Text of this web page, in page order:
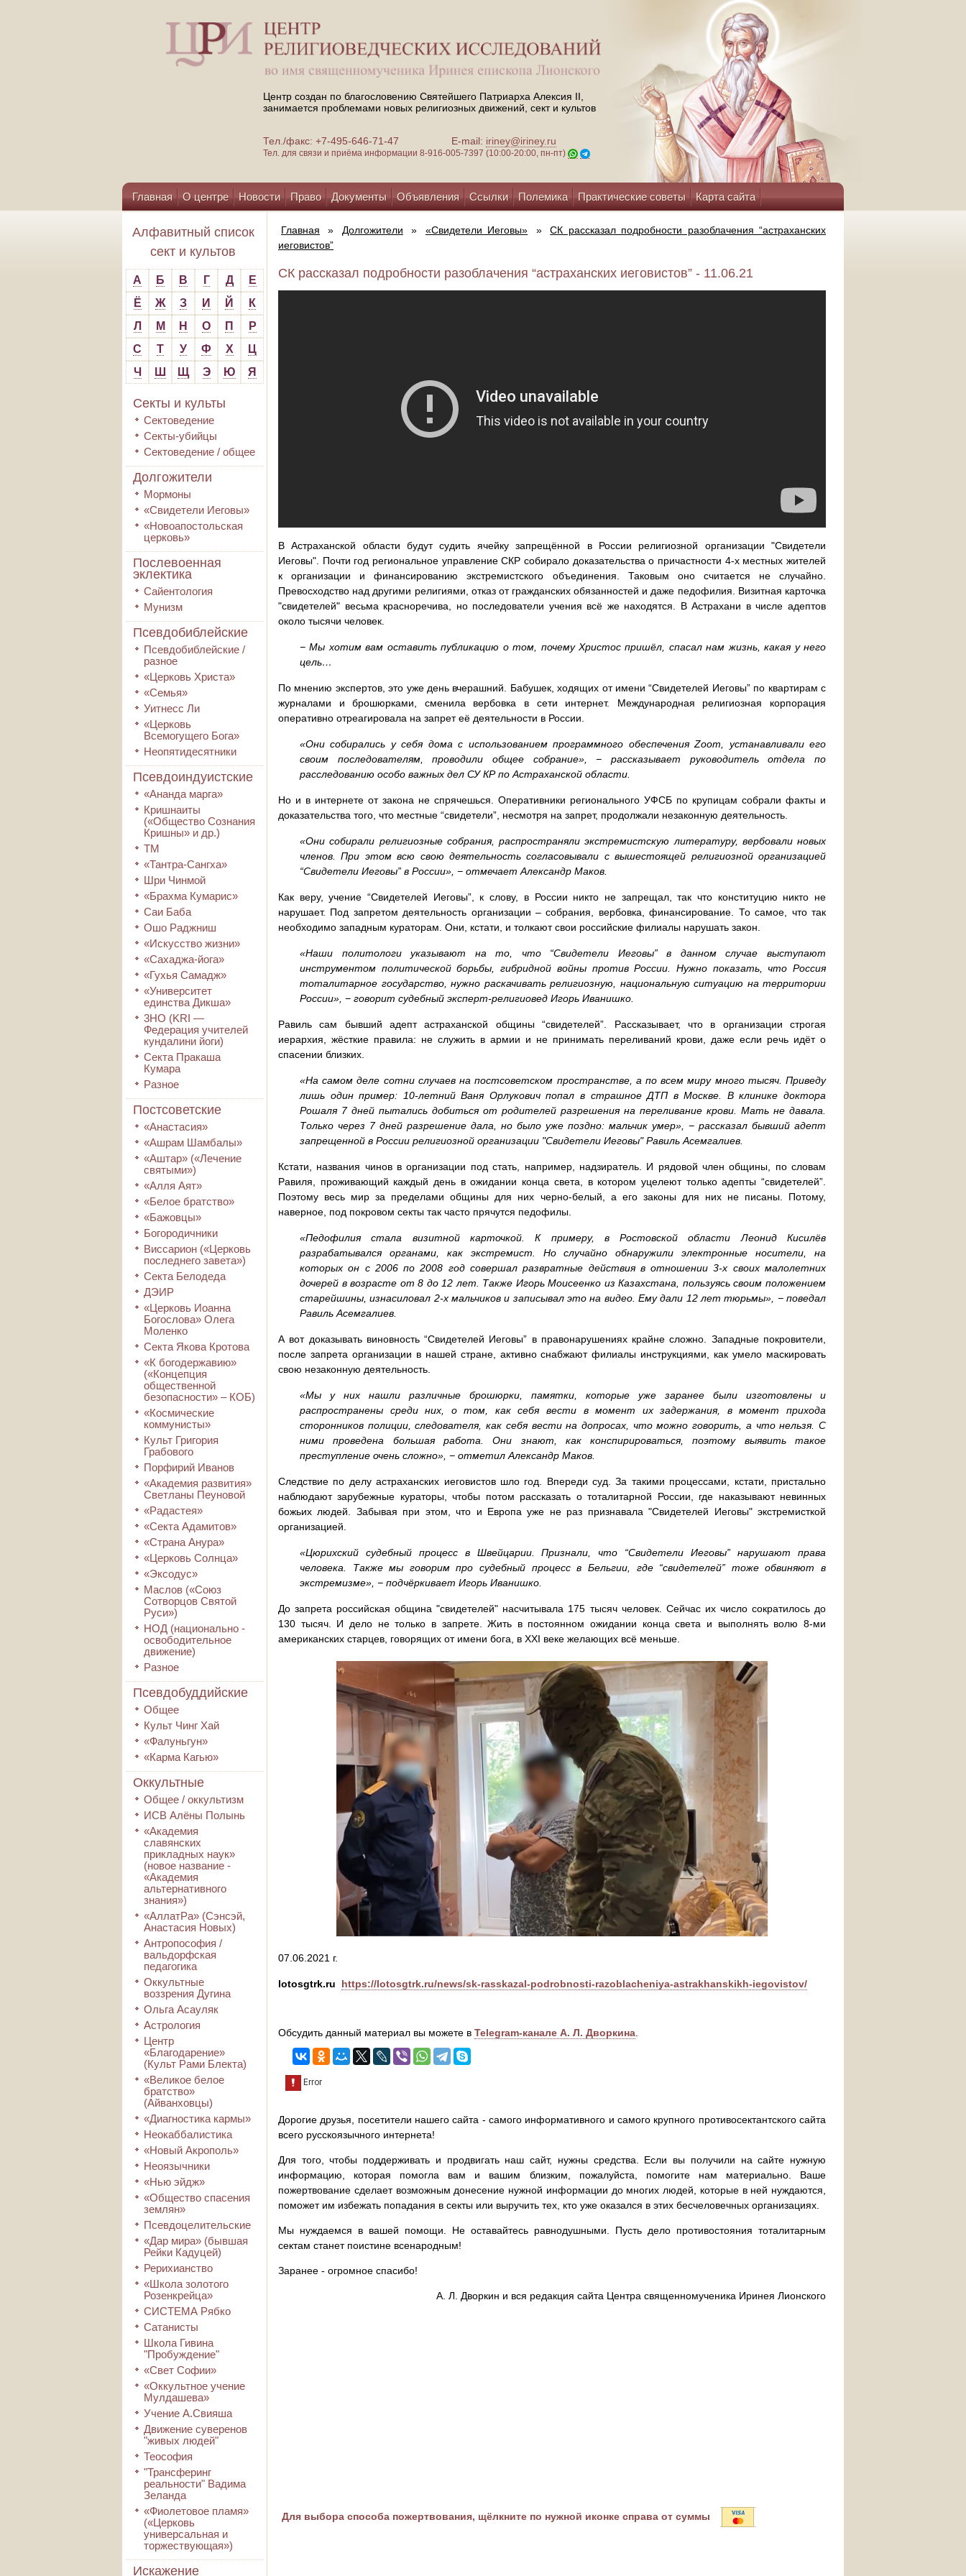
Центр создан по благословению Святейшего Патриарха Алексия II,
занимается проблемами новых религиозных движений, сект и культов
Тел./факс: +7-495-646-71-47 E-mail: iriney@iriney.ru
Тел. для связи и приёма информации 8-916-005-7397 (10:00-20:00, пн-пт)
Главная О центре Новости Право Документы Объявления Ссылки Полемика Практические советы Карта сайта
Помощь центру
Алфавитный список
сект и культов
А Б В Г Д
Е
Ё
Ж З И Й
К
Л
М Н О П
Р
С
Т У Ф Х
Ц
Ч
Ш Щ Э Ю Я
Секты и культы
Сектоведение
Секты-убийцы
Сектоведение / общее
Долгожители
Мормоны
«Свидетели Иеговы»
«Новоапостольская
церковь»
Послевоенная
эклектика
Сайентология
Мунизм
Псевдобиблейские
Псевдобиблейские /
разное
«Церковь Христа»
«Семья»
Уитнесс Ли
«Церковь
Всемогущего Бога»
Неопятидесятники
Псевдоиндуистские
«Ананда марга»
Кришнаиты
(«Общество Сознания
Кришны» и др.)
ТМ
«Тантра-Сангха»
Шри Чинмой
«Брахма Кумарис»
Саи Баба
Ошо Раджниш
«Искусство жизни»
«Сахаджа-йога»
«Гухья Самадж»
«Университет
единства Дикша»
3HO (KRI ―
Федерация учителей
кундалини йоги)
Секта Пракаша
Кумара
Разное
Постсоветские
«Анастасия»
«Ашрам Шамбалы»
«Аштар» («Лечение
святыми»)
«Алля Аят»
«Белое братство»
«Бажовцы»
Богородичники
Виссарион («Церковь
последнего завета»)
Секта Белодеда
ДЭИР
«Церковь Иоанна
Богослова» Олега
Моленко
Секта Якова Кротова
«К богодержавию»
(«Концепция
общественной
безопасности» – КОБ)
«Космические
коммунисты»
Культ Григория
Грабового
Порфирий Иванов
«Академия развития»
Светланы Пеуновой
«Радастея»
«Секта Адамитов»
«Страна Анура»
«Церковь Солнца»
«Эксодус»
Маслов («Союз
Сотворцов Святой
Руси»)
НОД (национально -
освободительное
движение)
Разное
Псевдобуддийские
Общее
Культ Чинг Хай
«Фалуньгун»
«Карма Кагью»
Оккультные
Общее / оккультизм
ИСВ Алёны Полынь
«Академия
славянских
прикладных наук»
(новое название -
«Академия
альтернативного
знания»)
«АллатРа» (Сэнсэй,
Анастасия Новых)
Антропософия /
вальдорфская
педагогика
Оккультные
воззрения Дугина
Ольга Асауляк
Астрология
Центр
«Благодарение»
(Культ Рами Блекта)
«Великое белое
братство»
(Айванховцы)
«Диагностика кармы»
Неокаббалистика
«Новый Акрополь»
Неоязычники
«Нью эйдж»
«Общество спасения
землян»
Псевдоцелительские
«Дар мира» (бывшая
Рейки Кадуцей)
Рерихианство
«Школа золотого
Розенкрейца»
СИСТЕМА Рябко
Сатанисты
Школа Гивина
"Пробуждение"
«Свет Софии»
«Оккультное учение
Мулдашева»
Учение А.Свияша
Движение суверенов
"живых людей"
Теософия
"Трансферинг
реальности" Вадима
Зеланда
«Фиолетовое пламя»
(«Церковь
универсальная и
торжествующая»)
Искажение
Главная » Долгожители » «Свидетели Иеговы» »
СК рассказал подробности разоблачения “астраханских
иеговистов”
СК рассказал подробности разоблачения “астраханских иеговистов” - 11.06.21
В Астраханской области будут судить ячейку запрещённой в России религиозной организации "Свидетели
Иеговы". Почти год региональное управление СКР собирало доказательства о причастности 4-х местных жителей
к организации и финансированию экстремистского объединения. Таковым оно считается не случайно.
Превосходство над другими религиями, отказ от гражданских обязанностей и даже педофилия. Визитная карточка
"свидетелей" весьма красноречива, но последователи учения всё же находятся. В Астрахани в числе адептов
около тысячи человек.
− Мы хотим вам оставить публикацию о том, почему Христос пришёл, спасал нам жизнь, какая у него
цель…
По мнению экспертов, это уже день вчерашний. Бабушек, ходящих от имени “Свидетелей Иеговы” по квартирам с
журналами и брошюрками, сменила вербовка в сети интернет. Международная религиозная корпорация
оперативно отреагировала на запрет её деятельности в России.
«Они собирались у себя дома с использованием программного обеспечения Zoom, устанавливали его
своим последователям, проводили общее собрание», − рассказывает руководитель отдела по
расследованию особо важных дел СУ КР по Астраханской области.
Но и в интернете от закона не спрячешься. Оперативники регионального УФСБ по крупицам собрали факты и
доказательства того, что местные “свидетели”, несмотря на запрет, продолжали незаконную деятельность.
«Они собирали религиозные собрания, распространяли экстремистскую литературу, вербовали новых
членов. При этом всю свою деятельность согласовывали с вышестоящей религиозной организацией
“Свидетели Иеговы” в России», − отмечает Александр Маков.
Как веру, учение “Свидетелей Иеговы”, к слову, в России никто не запрещал, так что конституцию никто не
нарушает. Под запретом деятельность организации – собрания, вербовка, финансирование. То самое, что так
необходимо западным кураторам. Они, кстати, и толкают свои российские филиалы нарушать закон.
«Наши политологи указывают на то, что “Свидетели Иеговы” в данном случае выступают
инструментом политической борьбы, гибридной войны против России. Нужно показать, что Россия
тоталитарное государство, нужно раскачивать религиозную, национальную ситуацию на территории
России», − говорит судебный эксперт-религиовед Игорь Иванишко.
Равиль сам бывший адепт астраханской общины “свидетелей”. Рассказывает, что в организации строгая
иерархия, жёсткие правила: не служить в армии и не принимать переливаний крови, даже если речь идёт о
спасении близких.
«На самом деле сотни случаев на постсоветском пространстве, а по всем миру много тысяч. Приведу
лишь один пример: 10-летний Ваня Орлукович попал в страшное ДТП в Москве. В клинике доктора
Рошаля 7 дней пытались добиться от родителей разрешения на переливание крови. Мать не давала.
Только через 7 дней разрешение дала, но было уже поздно: мальчик умер», − рассказал бывший адепт
запрещенной в России религиозной организации "Свидетели Иеговы" Равиль Асемгалиев.
Кстати, названия чинов в организации под стать, например, надзиратель. И рядовой член общины, по словам
Равиля, проживающий каждый день в ожидании конца света, в котором уцелеют только адепты “свидетелей”.
Поэтому весь мир за пределами общины для них черно-белый, а его законы для них не писаны. Потому,
наверное, под покровом секты так часто прячутся педофилы.
«Педофилия стала визитной карточкой. К примеру, в Ростовской области Леонид Кисилёв
разрабатывался органами, как экстремист. Но случайно обнаружили электронные носители, на
которых он с 2006 по 2008 год совершал развратные действия в отношении 3-х своих малолетних
дочерей в возрасте от 8 до 12 лет. Также Игорь Моисеенко из Казахстана, пользуясь своим положением
старейшины, изнасиловал 2-х мальчиков и записывал это на видео. Ему дали 12 лет тюрьмы», − поведал
Равиль Асемгалиев.
А вот доказывать виновность “Свидетелей Иеговы” в правонарушениях крайне сложно. Западные покровители,
после запрета организации в нашей стране, активно снабжают филиалы инструкциями, как умело маскировать
свою незаконную деятельность.
«Мы у них нашли различные брошюрки, памятки, которые уже заранее были изготовлены и
распространены среди них, о том, как себя вести в момент их задержания, в момент прихода
сторонников полиции, следователя, как себя вести на допросах, что можно говорить, а что нельзя. С
ними проведена большая работа. Они знают, как конспирироваться, поэтому выявить такое
преступление очень сложно», − отметил Александр Маков.
Следствие по делу астраханских иеговистов шло год. Впереди суд. За такими процессами, кстати, пристально
наблюдают зарубежные кураторы, чтобы потом рассказать о тоталитарной России, где наказывают невинных
божьих людей. Забывая при этом, что и Европа уже не раз признавала "Свидетелей Иеговы" экстремисткой
организацией.
«Цюрихский судебный процесс в Швейцарии. Признали, что “Свидетели Иеговы” нарушают права
человека. Также мы говорим про судебный процесс в Бельгии, где “свидетелей” тоже обвиняют в
экстремизме», − подчёркивает Игорь Иванишко.
До запрета российская община "свидетелей" насчитывала 175 тысяч человек. Сейчас их число сократилось до
130 тысяч. И дело не только в запрете. Жить в постоянном ожидании конца света и выполнять волю 8-ми
американских старцев, говорящих от имени бога, в XXI веке желающих всё меньше.
07.06.2021 г.
lotosgtrk.ru https://lotosgtrk.ru/news/sk-rasskazal-podrobnosti-razoblacheniya-astrakhanskikh-iegovistov/
Обсудить данный материал вы можете в Telegram-канале А. Л. Дворкина
Дорогие друзья, посетители нашего сайта - самого информативного и самого крупного противосектантского сайта
всего русскоязычного интернета!
Для того, чтобы поддерживать и продвигать наш сайт, нужны средства. Если вы получили на сайте нужную
информацию, которая помогла вам и вашим близким, пожалуйста, помогите нам материально. Ваше
пожертвование сделает возможным донесение нужной информации до многих людей, которые в ней нуждаются,
поможет им избежать попадания в секты или выручить тех, кто уже оказался в этих бесчеловечных организациях.
Мы нуждаемся в вашей помощи. Не оставайтесь равнодушными. Пусть дело противостояния тоталитарным
сектам станет поистине всенародным!
Заранее - огромное спасибо!
А. Л. Дворкин и вся редакция сайта Центра священномученика Иринея Лионского
Для выбора способа пожертвования, щёлкните по нужной иконке справа от суммы